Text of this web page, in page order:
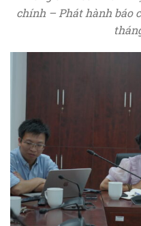
chính – Phát hành báo